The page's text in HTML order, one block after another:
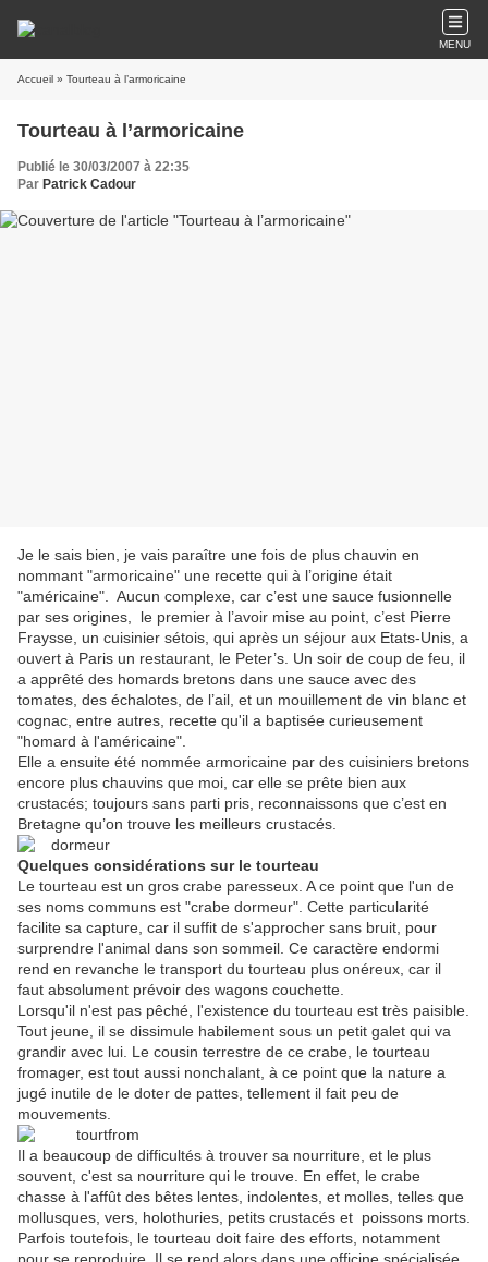
MENU
Accueil » Tourteau à l’armoricaine
Tourteau à l’armoricaine
Publié le 30/03/2007 à 22:35
Par Patrick Cadour
Je le sais bien, je vais paraître une fois de plus chauvin en
nommant "armoricaine" une recette qui à l’origine était
"américaine". Aucun complexe, car c’est une sauce fusionnelle
par ses origines, le premier à l’avoir mise au point, c’est Pierre
Fraysse, un cuisinier sétois, qui après un séjour aux Etats-Unis, a
ouvert à Paris un restaurant, le Peter’s. Un soir de coup de feu, il
a apprêté des homards bretons dans une sauce avec des
tomates, des échalotes, de l’ail, et un mouillement de vin blanc et
cognac, entre autres, recette qu'il a baptisée curieusement
"homard à l'américaine".
Elle a ensuite été nommée armoricaine par des cuisiniers bretons
encore plus chauvins que moi, car elle se prête bien aux
crustacés; toujours sans parti pris, reconnaissons que c’est en
Bretagne qu’on trouve les meilleurs crustacés.
Quelques considérations sur le tourteau
Le tourteau est un gros crabe paresseux. A ce point que l'un de
ses noms communs est "crabe dormeur". Cette particularité
facilite sa capture, car il suffit de s'approcher sans bruit, pour
surprendre l'animal dans son sommeil. Ce caractère endormi
rend en revanche le transport du tourteau plus onéreux, car il
faut absolument prévoir des wagons couchette.
Lorsqu'il n'est pas pêché, l'existence du tourteau est très paisible.
Tout jeune, il se dissimule habilement sous un petit galet qui va
grandir avec lui. Le cousin terrestre de ce crabe, le tourteau
fromager, est tout aussi nonchalant, à ce point que la nature a
jugé inutile de le doter de pattes, tellement il fait peu de
mouvements.
Il a beaucoup de difficultés à trouver sa nourriture, et le plus
souvent, c'est sa nourriture qui le trouve. En effet, le crabe
chasse à l'affût des bêtes lentes, indolentes, et molles, telles que
mollusques, vers, holothuries, petits crustacés et poissons morts.
Parfois toutefois, le tourteau doit faire des efforts, notamment